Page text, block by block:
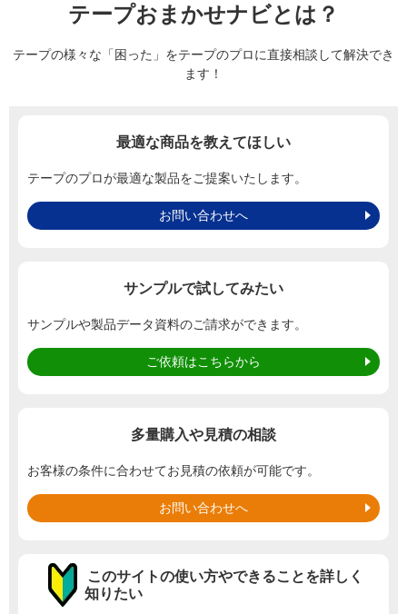
テープおまかせナビとは？
テープの様々な「困った」をテープのプロに直接相談して解決でき
ます！
最適な商品を教えてほしい
テープのプロが最適な製品をご提案いたします。
お問い合わせへ
サンプルで試してみたい
サンプルや製品データ資料のご請求ができます。
ご依頼はこちらから
多量購入や見積の相談
お客様の条件に合わせてお見積の依頼が可能です。
お問い合わせへ
このサイトの使い方やできることを詳しく
知りたい